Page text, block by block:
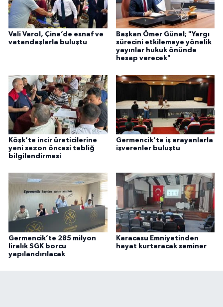
Vali Varol, Çine’de esnaf ve
vatandaşlarla buluştu
Başkan Ömer Günel; "Yargı
sürecini etkilemeye yönelik
yayınlar hukuk önünde
hesap verecek"
Köşk’te incir üreticilerine
yeni sezon öncesi tebliğ
bilgilendirmesi
Germencik’te iş arayanlarla
işverenler buluştu
Germencik’te 285 milyon
liralık SGK borcu
yapılandırılacak
Karacasu Emniyetinden
hayat kurtaracak seminer